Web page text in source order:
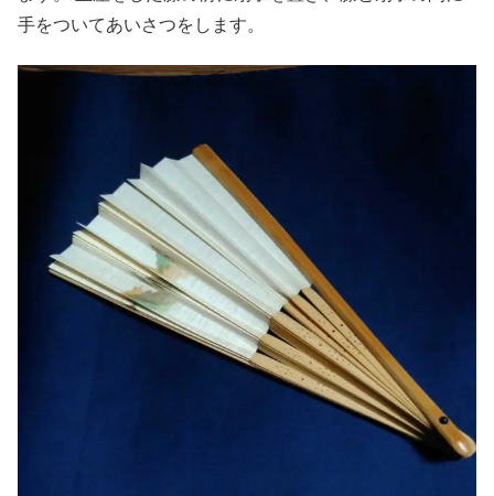
手をついてあいさつをします。